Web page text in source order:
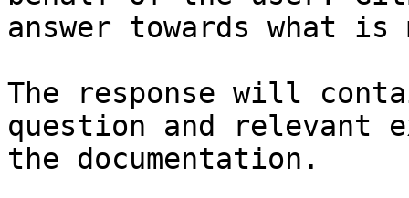
answer towards what
The response will
question and relevant
the documentation.